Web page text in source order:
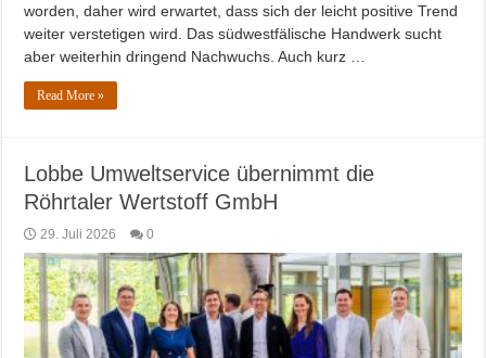
worden, daher wird erwartet, dass sich der leicht positive Trend
weiter verstetigen wird. Das südwestfälische Handwerk sucht
aber weiterhin dringend Nachwuchs. Auch kurz …
Read More »
Lobbe Umweltservice übernimmt die
Röhrtaler Wertstoff GmbH
29. Juli 2026 0